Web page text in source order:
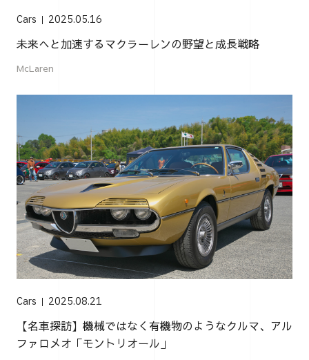
Cars 2025.05.16
未来へと加速するマクラーレンの野望と成長戦略
McLaren
Cars 2025.08.21
【名車探訪】機械ではなく有機物のようなクルマ、アル
ファロメオ「モントリオール」